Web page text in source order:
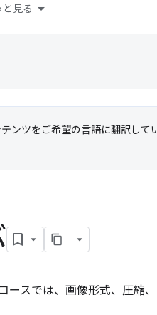
と見る
ンツをご希望の言語に翻訳して
ースでは、画像形式、圧縮